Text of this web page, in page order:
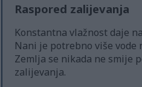
Raspored zalijevanja
Konstantna vlažnost daje
Nani je potrebno više vode
Zemlja se nikada ne smije
zalijevanja.